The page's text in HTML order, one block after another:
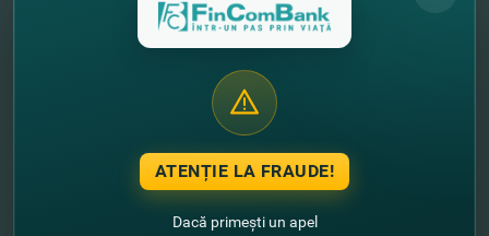
Condiţiile detaliate a promoţiei găsiţi aici:
https://fincombank.com/ro/special-nye-predlozenia/eto-
Alte noutăţi
ATENȚIE LA FRAUDE!
Dacă primești un apel